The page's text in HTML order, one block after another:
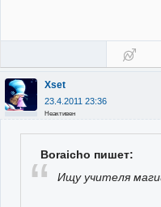
Xset
23.4.2011 23:36
Неактивен
Boraicho пишет:
Ищу учителя